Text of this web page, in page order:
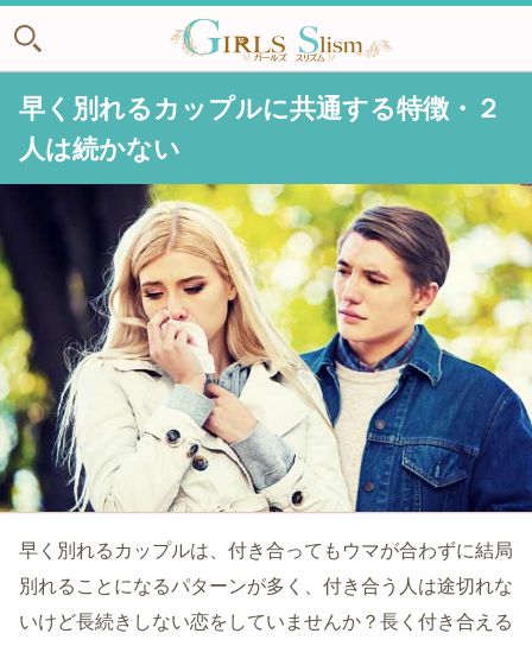
早く別れるカップルに共通する特徴・２
人は続かない
早く別れるカップルは、付き合ってもウマが合わずに結局
別れることになるパターンが多く、付き合う人は途切れな
いけど長続きしない恋をしていませんか？長く付き合える